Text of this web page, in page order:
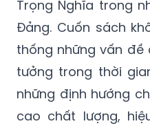
Trọng Nghĩa trong
Đảng. Cuốn sách
thống những vấn
tưởng trong thời
những định hướng
cao chất lượng,